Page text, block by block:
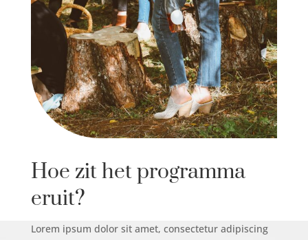
Hoe zit het programma
eruit?
Lorem ipsum dolor sit amet, consectetur adipiscing